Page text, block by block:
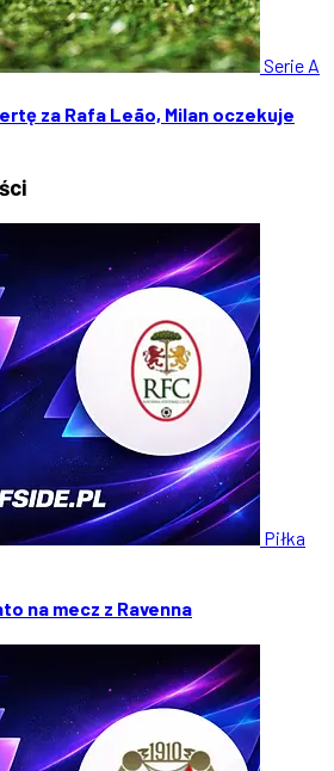
Serie A
za Rafa Leão, Milan oczekuje
Piłka
na mecz z Ravenna